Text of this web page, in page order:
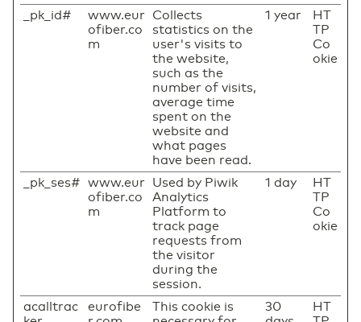
_pk_id#
www.eur
ofiber.co
m
Collects
statistics on the
user's visits to
the website,
such as the
number of visits,
average time
spent on the
website and
what pages
have been read.
1 year
HT
TP
Co
okie
_pk_ses#
www.eur
ofiber.co
m
Used by Piwik
Analytics
Platform to
track page
requests from
the visitor
during the
session.
1 day
HT
TP
Co
okie
acalltrac
eurofibe
This cookie is
30
HT